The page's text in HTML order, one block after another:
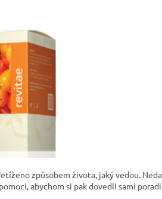
způsobem života, jaký vedou.
abychom si pak dovedli sami